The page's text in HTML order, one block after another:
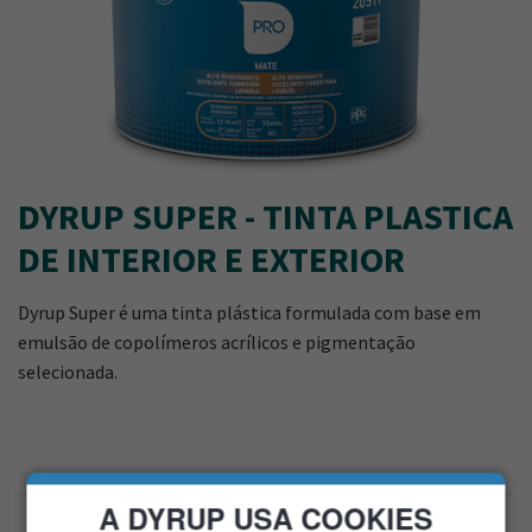
DYRUP SUPER - TINTA PLASTICA
DE INTERIOR E EXTERIOR
Dyrup Super é uma tinta plástica formulada com base em
emulsão de copolímeros acrílicos e pigmentação
selecionada.
A DYRUP USA COOKIES